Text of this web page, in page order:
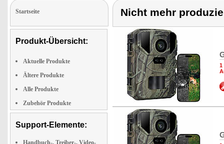
Startseite
Produkt-Übersicht:
Aktuelle Produkte
Ältere Produkte
Alle Produkte
Zubehör Produkte
Support-Elemente:
Handbuch-, Treiber-, Video-
Nicht mehr
1